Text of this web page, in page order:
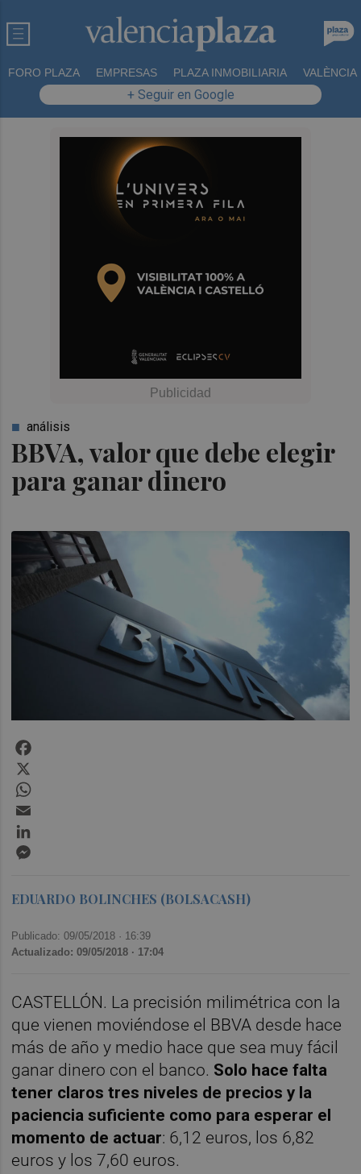
FORO PLAZA EMPRESAS PLAZA INMOBILIARIA VALÈNCIA
+ Seguir en Google
BBVA, valor que debe elegir
para ganar dinero
análisis
EDUARDO BOLINCHES (BOLSACASH)
Publicado: 09/05/2018 · 16:39
Actualizado: 09/05/2018 · 17:04
CASTELLÓN. La precisión milimétrica con la
que vienen moviéndose el BBVA desde hace
más de año y medio hace que sea muy fácil
ganar dinero con el banco. Solo hace falta
tener claros tres niveles de precios y la
paciencia suficiente como para esperar el
momento de actuar: 6,12 euros, los 6,82
euros y los 7,60 euros.